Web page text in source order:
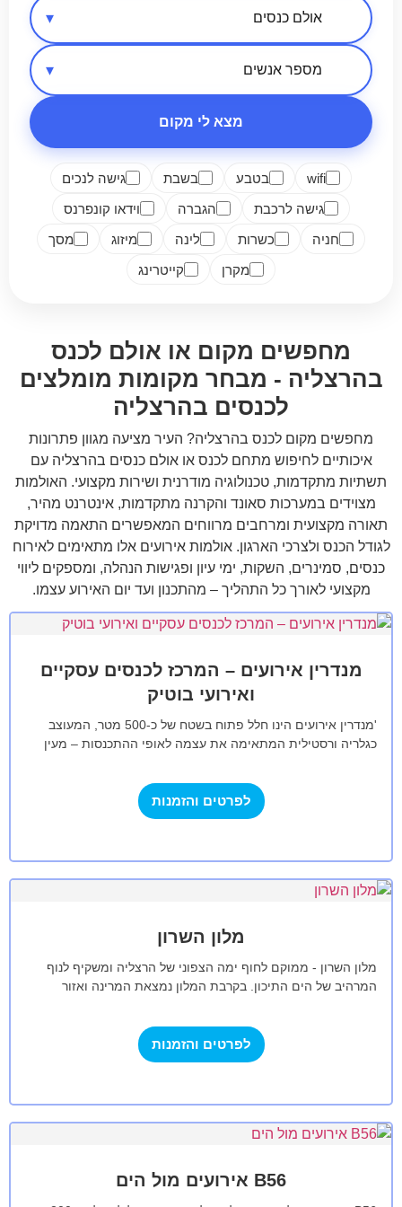
אזור בארץ
סיווג מקום
מספר אנשים
מצא לי מקום
wifi בטבע בשבת
גישה לנכים
גישה לרכבת
הגברה
וידאו קונפרנס
חניה
כשרות לינה מיזוג
מסך
מקרן
קייטרינג
מחפשים מקום או אולם לכנס
בהרצליה - מבחר מקומות מומלצים
לכנסים בהרצליה
מחפשים מקום לכנס בהרצליה? העיר מציעה מגוון פתרונות
איכותיים לחיפוש מתחם לכנס או אולם כנסים בהרצליה עם
תשתיות מתקדמות, טכנולוגיה מודרנית ושירות מקצועי. האולמות
מצוידים במערכות סאונד והקרנה מתקדמות, אינטרנט מהיר,
תאורה מקצועית ומרחבים מרווחים המאפשרים התאמה מדויקת
לגודל הכנס ולצרכי הארגון. אולמות אירועים אלו מתאימים לאירוח
כנסים, סמינרים, השקות, ימי עיון ופגישות הנהלה, ומספקים ליווי
מקצועי לאורך כל התהליך – מהתכנון ועד יום האירוע עצמו.
מנדרין אירועים – המרכז לכנסים עסקיים
ואירועי בוטיק
'מנדרין אירועים הינו חלל פתוח בשטח של כ-500 מטר, המעוצב
כגלריה ורסטילית המתאימה את עצמה לאופי ההתכנסות – מעין
לפרטים והזמנות
מלון השרון
מלון השרון - ממוקם לחוף ימה הצפוני של הרצליה ומשקיף לנוף
המרהיב של הים התיכון. בקרבת המלון נמצאת המרינה ואזור
לפרטים והזמנות
B56 אירועים מול הים